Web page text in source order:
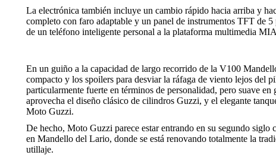
La electrónica también incluye un cambio rápido hacia arriba y
completo con faro adaptable y un panel de instrumentos TFT de
de un teléfono inteligente personal a la plataforma multimedia
En un guiño a la capacidad de largo recorrido de la V100
compacto y los spoilers para desviar la ráfaga de viento lejos del
particularmente fuerte en términos de personalidad, pero suave
aprovecha el diseño clásico de cilindros Guzzi, y el elegante
Moto Guzzi.
De hecho, Moto Guzzi parece estar entrando en su segundo
en Mandello del Lario, donde se está renovando totalmente la
utillaje.